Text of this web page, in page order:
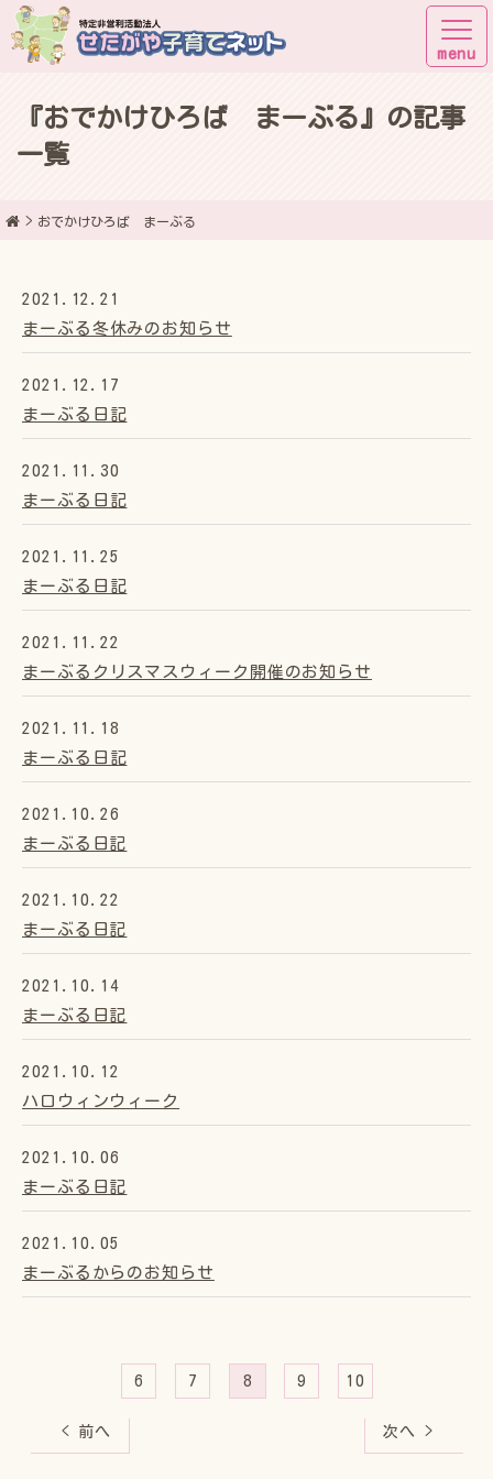
子育てしながら街に出よう！
『おでかけひろば まーぶる』の記事
一覧
おでかけひろば まーぶる
2021.12.21
まーぶる冬休みのお知らせ
2021.12.17
まーぶる日記
2021.11.30
まーぶる日記
2021.11.25
まーぶる日記
2021.11.22
まーぶるクリスマスウィーク開催のお知らせ
2021.11.18
まーぶる日記
2021.10.26
まーぶる日記
2021.10.22
まーぶる日記
2021.10.14
まーぶる日記
2021.10.12
ハロウィンウィーク
2021.10.06
まーぶる日記
2021.10.05
まーぶるからのお知らせ
< 前へ
6 7 8 9 10
次へ >